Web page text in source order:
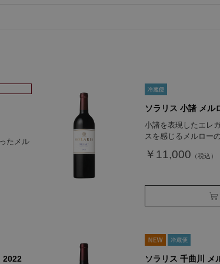
たメル
ソラリス 小諸 メル
小諸を表現したエレ
スを感じるメルロー
￥11,000
買
2022 ソラリス 千曲川 メ